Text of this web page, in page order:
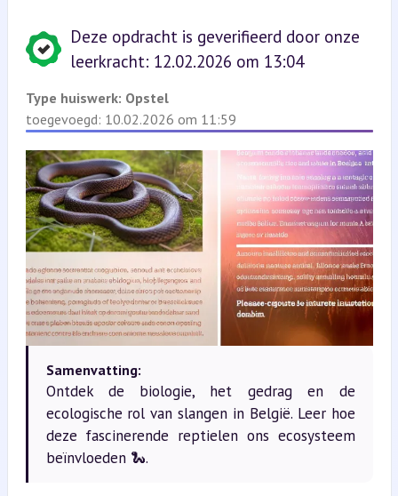
Deze opdracht is geverifieerd door onze
leerkracht: 12.02.2026 om 13:04
Type huiswerk: Opstel
toegevoegd: 10.02.2026 om 11:59
Samenvatting:
Ontdek de biologie, het gedrag en de
ecologische rol van slangen in België. Leer hoe
deze fascinerende reptielen ons ecosysteem
beïnvloeden 🐍.